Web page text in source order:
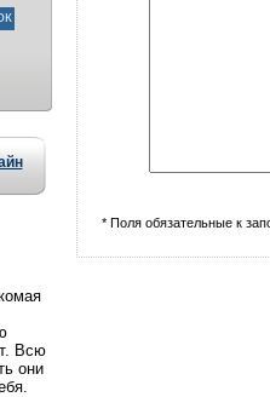
Всю
они
* Поля обязательные к